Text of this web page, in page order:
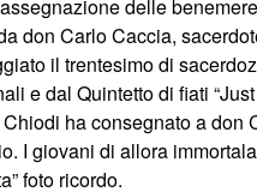
delle
don Carlo Caccia,
il trentesimo di
e dal Quintetto di fiati
ha consegnato a don
I giovani di allora
foto ricordo.